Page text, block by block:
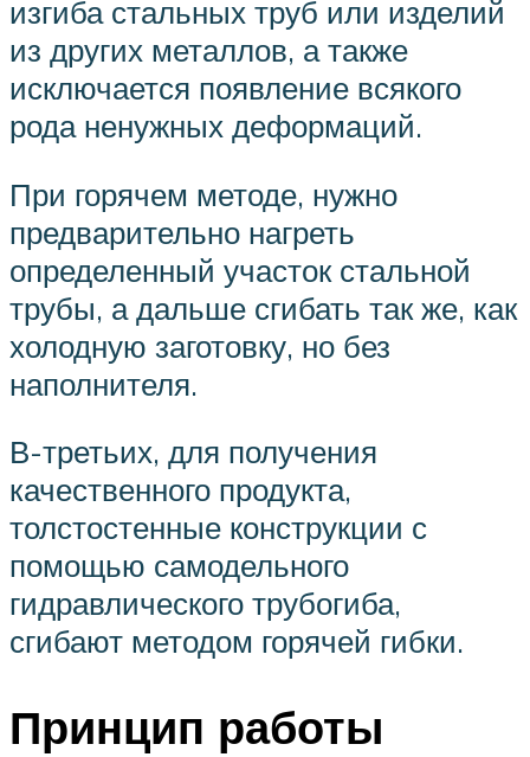
изгиба стальных труб или изделий
из других металлов, а также
исключается появление всякого
рода ненужных деформаций.
При горячем методе, нужно
предварительно нагреть
определенный участок стальной
трубы, а дальше сгибать так же, как
холодную заготовку, но без
наполнителя.
В-третьих, для получения
качественного продукта,
толстостенные конструкции с
помощью самодельного
гидравлического трубогиба,
сгибают методом горячей гибки.
Принцип работы